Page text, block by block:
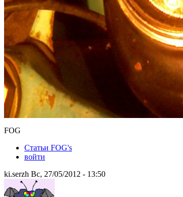
FOG
Статьи FOG's
войти
ki.serzh Вс, 27/05/2012 - 13:50